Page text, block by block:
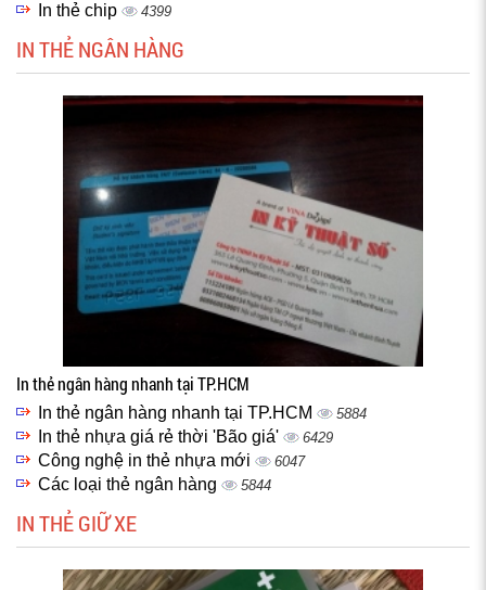
In thẻ chip 4399
IN THẺ NGÂN HÀNG
In thẻ ngân hàng nhanh tại TP.HCM
In thẻ ngân hàng nhanh tại TP.HCM 5884
In thẻ nhựa giá rẻ thời 'Bão giá' 6429
Công nghệ in thẻ nhựa mới 6047
Các loại thẻ ngân hàng 5844
IN THẺ GIỮ XE